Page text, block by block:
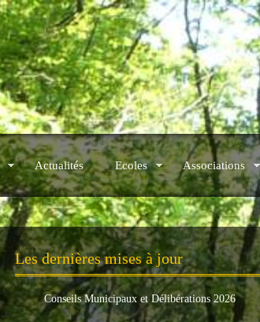
Actualités Ecoles Associations
.
Les dernières mises à jour
Conseils Municipaux et Délibérations 2026